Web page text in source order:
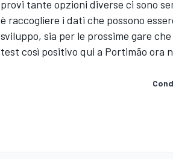
provi tante opzioni diverse ci sono
è raccogliere i dati che possono
sviluppo, sia per le prossime gare
test così positivo qui a Portimão ora